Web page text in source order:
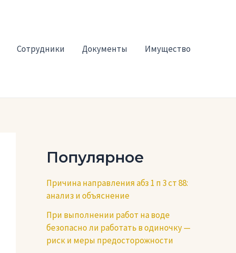
Сотрудники Документы Имущество
Популярное
Причина направления абз 1 п 3 ст 88:
анализ и объяснение
При выполнении работ на воде
безопасно ли работать в одиночку —
риск и меры предосторожности